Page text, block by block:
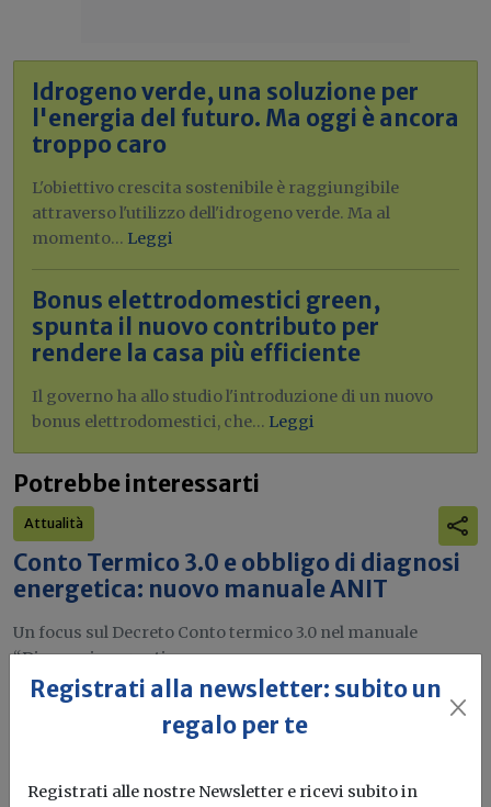
Idrogeno verde, una soluzione per
l'energia del futuro. Ma oggi è ancora
troppo caro
L'obiettivo crescita sostenibile è raggiungibile
attraverso l'utilizzo dell'idrogeno verde. Ma al
momento... Leggi
Bonus elettrodomestici green,
spunta il nuovo contributo per
rendere la casa più efficiente
Il governo ha allo studio l'introduzione di un nuovo
bonus elettrodomestici, che... Leggi
Potrebbe interessarti
Attualità
Conto Termico 3.0 e obbligo di diagnosi
energetica: nuovo manuale ANIT
Un focus sul Decreto Conto termico 3.0 nel manuale
“Diagnosi energetica e...
Conto Termico 3.0 Diagnosi energetica Isolamento termico Anit
Attualità
Registrati alla newsletter: subito un
regalo per te
Registrati alle nostre Newsletter e ricevi subito in